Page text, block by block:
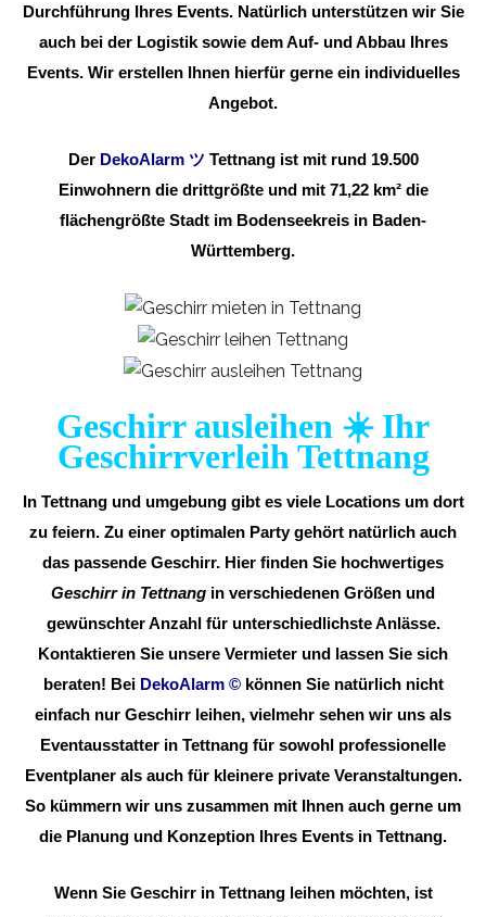
Durchführung Ihres Events. Natürlich unterstützen wir Sie
auch bei der Logistik sowie dem Auf- und Abbau Ihres
Events. Wir erstellen Ihnen hierfür gerne ein individuelles
Angebot.
Der DekoAlarm ツ Tettnang ist mit rund 19.500
Einwohnern die drittgrößte und mit 71,22 km² die
flächengrößte Stadt im Bodenseekreis in Baden-
Württemberg.
Geschirr ausleihen ☀️ Ihr
Geschirrverleih Tettnang
In Tettnang und umgebung gibt es viele Locations um dort
zu feiern. Zu einer optimalen Party gehört natürlich auch
das passende Geschirr. Hier finden Sie hochwertiges
Geschirr in Tettnang in verschiedenen Größen und
gewünschter Anzahl für unterschiedlichste Anlässe.
Kontaktieren Sie unsere Vermieter und lassen Sie sich
beraten! Bei DekoAlarm © können Sie natürlich nicht
einfach nur Geschirr leihen, vielmehr sehen wir uns als
Eventausstatter in Tettnang für sowohl professionelle
Eventplaner als auch für kleinere private Veranstaltungen.
So kümmern wir uns zusammen mit Ihnen auch gerne um
die Planung und Konzeption Ihres Events in Tettnang.
Wenn Sie Geschirr in Tettnang leihen möchten, ist